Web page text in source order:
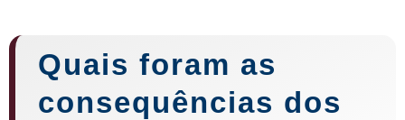
Quais foram as
consequências dos